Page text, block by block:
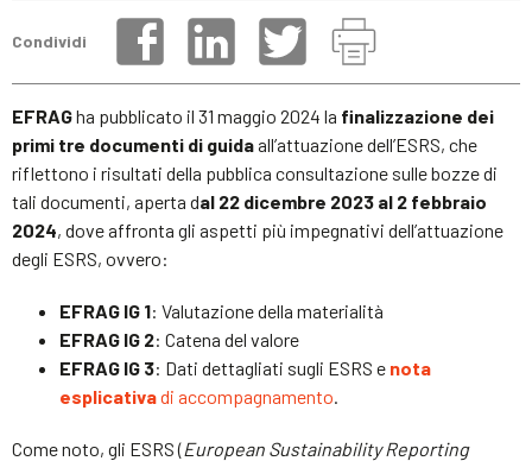
Condividi
EFRAGha pubblicato il 31 maggio 2024 la finalizzazione dei
primi tre documenti di guidaall’attuazione dell’ESRS, che
riflettono i risultati della pubblica consultazione sulle bozze di
tali documenti, aperta dal 22 dicembre 2023 al 2 febbraio
2024, dove affronta gli aspetti più impegnativi dell’attuazione
degli ESRS, ovvero:
EFRAG IG 1: Valutazione della materialità
EFRAG IG 2: Catena del valore
EFRAG IG 3: Dati dettagliati sugli ESRS e nota
esplicativadi accompagnamento.
Come noto, gli ESRS (European Sustainability Reporting